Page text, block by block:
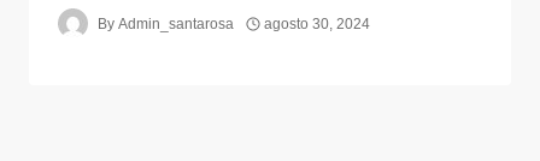
By Admin_santarosa agosto 30, 2024